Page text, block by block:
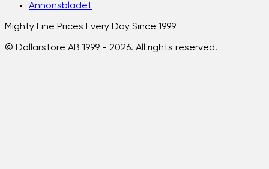
Annonsbladet
Mighty Fine Prices Every Day Since 1999
© Dollarstore AB 1999 - 2026. All rights reserved.